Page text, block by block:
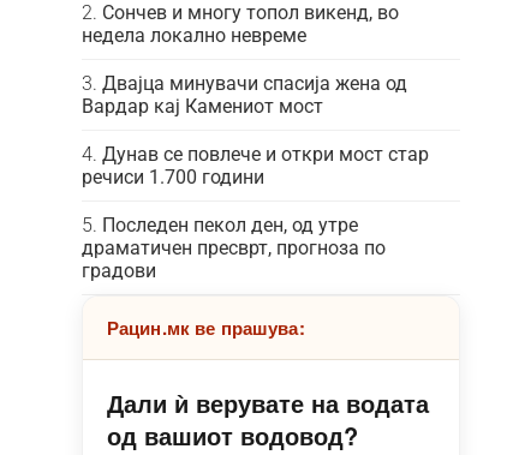
Сончев и многу топол викенд, во
недела локално невреме
Двајца минувачи спасија жена од
Вардар кај Камениот мост
Дунав се повлече и откри мост стар
речиси 1.700 години
Последен пекол ден, од утре
драматичен пресврт, прогноза по
градови
Рацин.мк ве прашува:
Дали ѝ верувате на водата
од вашиот водовод?